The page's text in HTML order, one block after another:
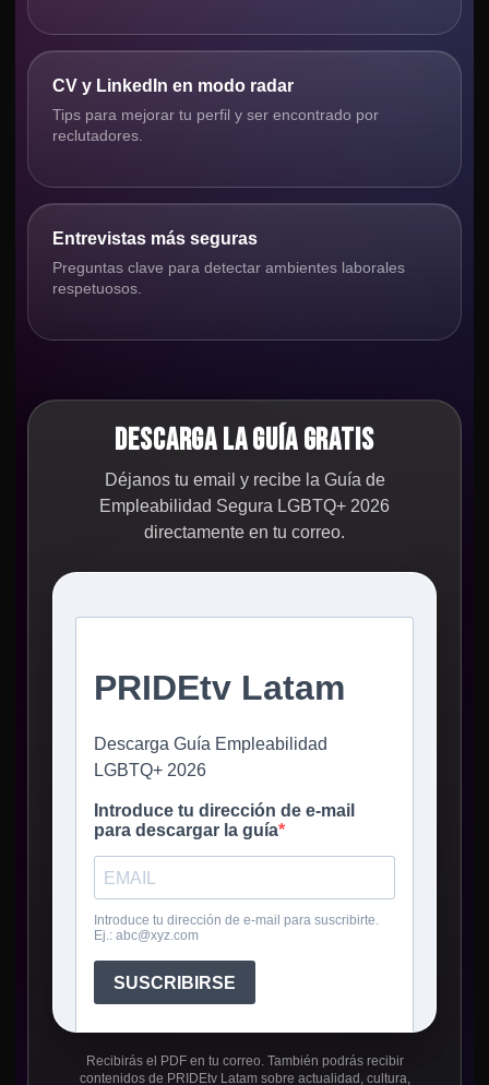
CV y LinkedIn en modo radar
Tips para mejorar tu perfil y ser encontrado por
reclutadores.
Entrevistas más seguras
Preguntas clave para detectar ambientes laborales
respetuosos.
DESCARGA LA GUÍA GRATIS
Déjanos tu email y recibe la Guía de
Empleabilidad Segura LGBTQ+ 2026
directamente en tu correo.
Recibirás el PDF en tu correo. También podrás recibir
contenidos de PRIDEtv Latam sobre actualidad, cultura,